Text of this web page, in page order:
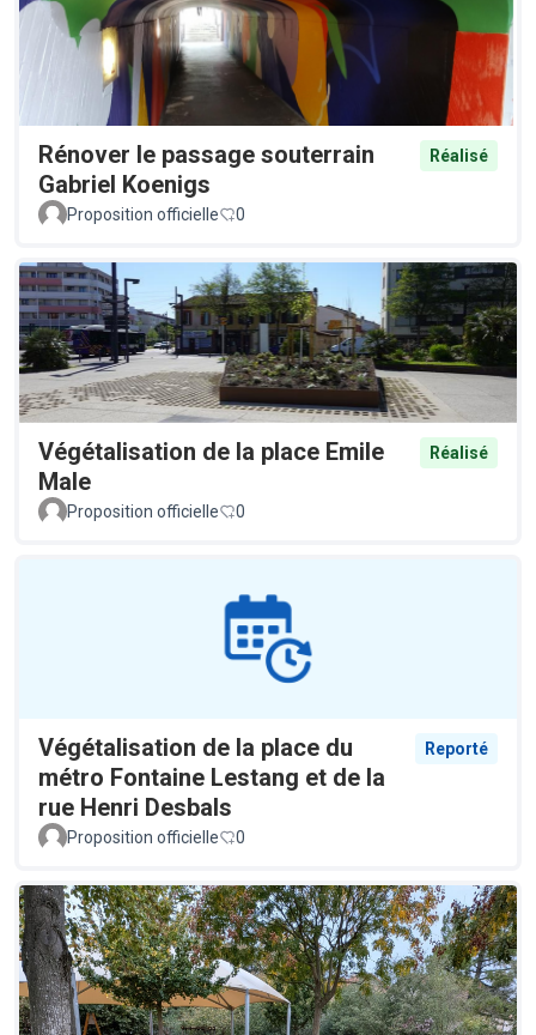
Rénover le passage souterrain
Gabriel Koenigs
Réalisé
Proposition officielle 0
Végétalisation de la place Emile
Male
Réalisé
Proposition officielle 0
Végétalisation de la place du
métro Fontaine Lestang et de la
rue Henri Desbals
Reporté
Proposition officielle 0